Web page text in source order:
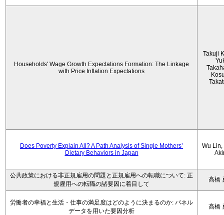
Households' Wage Growth Expectations Formation: The Linkage
with Price Inflation Expectations
Takuji
Does Poverty Explain All? A Path Analysis of Single Mothers’
Dietary Behaviors in Japan
Wu Lin,
公共政策における非正規雇用の問題と正規雇用への転職について: 正
規雇用への転職の諸要因に着目して
高橋
労働者の幸福と生活・仕事の満足度はどのように決まるのか: パネル
データを用いた要因分析
高橋